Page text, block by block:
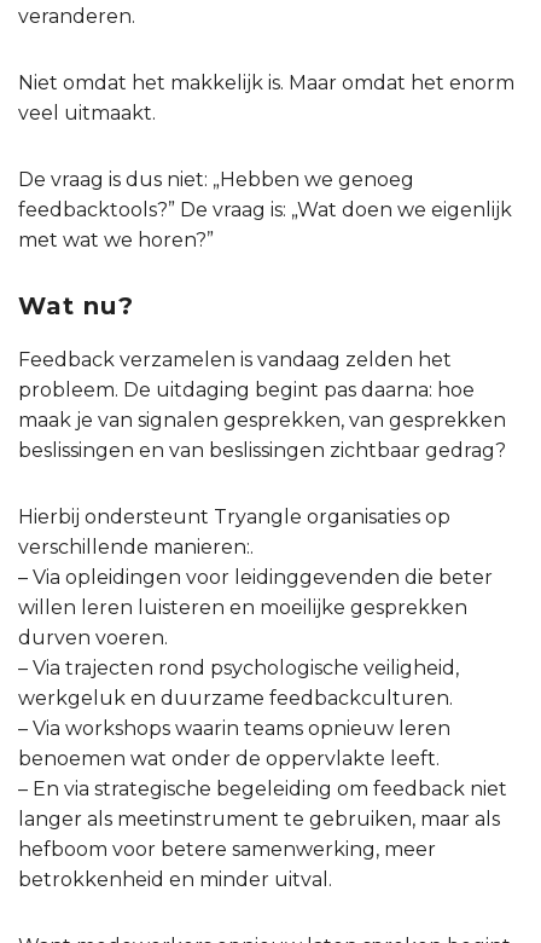
veranderen.
Niet omdat het makkelijk is. Maar omdat het enorm
veel uitmaakt.
De vraag is dus niet: „Hebben we genoeg
feedbacktools?” De vraag is: „Wat doen we eigenlijk
met wat we horen?”
Wat nu?
Feedback verzamelen is vandaag zelden het
probleem. De uitdaging begint pas daarna: hoe
maak je van signalen gesprekken, van gesprekken
beslissingen en van beslissingen zichtbaar gedrag?
Hierbij ondersteunt Tryangle organisaties op
verschillende manieren:.
– Via opleidingen voor leidinggevenden die beter
willen leren luisteren en moeilijke gesprekken
durven voeren.
– Via trajecten rond psychologische veiligheid,
werkgeluk en duurzame feedbackculturen.
– Via workshops waarin teams opnieuw leren
benoemen wat onder de oppervlakte leeft.
– En via strategische begeleiding om feedback niet
langer als meetinstrument te gebruiken, maar als
hefboom voor betere samenwerking, meer
betrokkenheid en minder uitval.